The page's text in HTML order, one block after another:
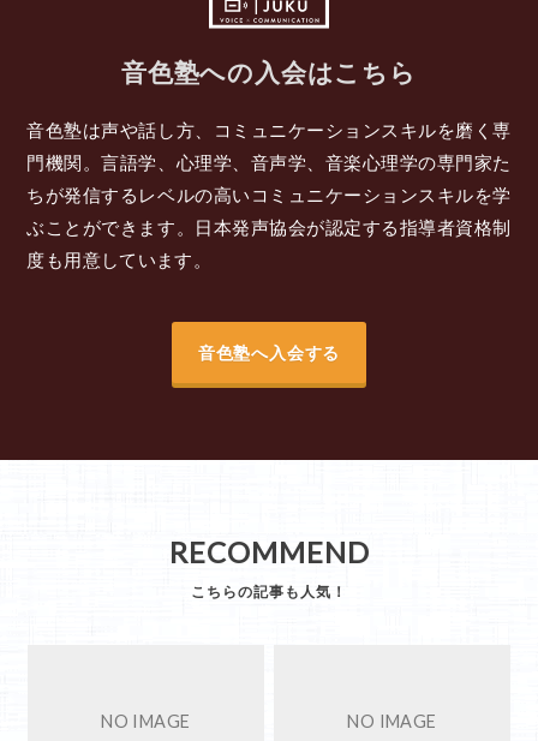
音色塾への入会はこちら
音色塾は声や話し方、コミュニケーションスキルを磨く専
門機関。言語学、心理学、音声学、音楽心理学の専門家た
ちが発信するレベルの高いコミュニケーションスキルを学
ぶことができます。日本発声協会が認定する指導者資格制
度も用意しています。
音色塾へ入会する
RECOMMEND